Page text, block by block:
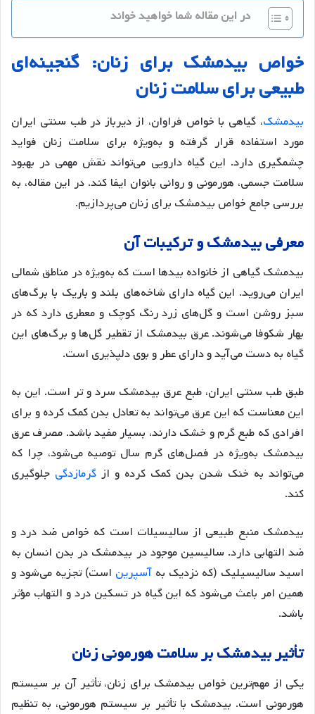
در این مقاله شما خواهید خواند
خواص بیدمشک برای زنان: گنجینهای
طبیعیبرایسلامتزنان
بیدمشک، گیاهی با خواص فراوان، از دیرباز در طب سنتی ایران
مورد استفاده قرار گرفته و به‌ویژه برای سلامت زنان فواید
چشمگیری دارد. این گیاه دارویی می‌تواند نقش مهمی در بهبود
سلامت جسمی، هورمونی و روانی بانوان ایفا کند. در این مقاله، به
بررسی جامع خواص بیدمشک برای زنان می‌پردازیم.
معرفیبیدمشکوترکیباتآن
بیدمشک گیاهی از خانواده بیدها است که به‌ویژه در مناطق شمالی
ایران می‌روید. این گیاه دارای شاخه‌های بلند و باریک با برگ‌های
سبز روشن است و گل‌های زرد رنگ کوچک و معطری دارد که در
بهار شکوفا می‌شوند. عرق بیدمشک از تقطیر گل‌ها و برگ‌های این
گیاه به دست می‌آید و دارای عطر و بوی دلپذیری است.
طبق طب سنتی ایران، طبع عرق بیدمشک سرد و تر است. این به
این معناست که این عرق می‌تواند به تعادل بدن کمک کرده و برای
افرادی که طبع گرم و خشک دارند، بسیار مفید باشد. مصرف عرق
بیدمشک به‌ویژه در فصل‌های گرم سال توصیه می‌شود، چرا که
می‌تواند به خنک شدن بدن کمک کرده و از گرمازدگی جلوگیری
کند.
بیدمشک منبع طبیعی از سالیسیلات است که خواص ضد درد و
ضد التهابی دارد. سالیسین موجود در بیدمشک در بدن انسان به
اسید سالیسیلیک (که نزدیک به آسپرین است) تجزیه می‌شود و
همین امر باعث می‌شود که این گیاه در تسکین درد و التهاب مؤثر
باشد.
تأثیربیدمشکبرسلامتهورمونیزنان
یکی از مهم‌ترین خواص بیدمشک برای زنان، تأثیر آن بر سیستم
هورمونی است. بیدمشک با تأثیر بر سیستم هورمونی، به تنظیم